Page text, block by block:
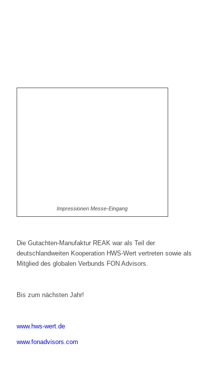
Impressionen Messe-Eingang
Die Gutachten-Manufaktur REAK war als Teil der
deutschlandweiten Kooperation HWS-Wert vertreten sowie als
Mitglied des globalen Verbunds FON Advisors.
Bis zum nächsten Jahr!
www.hws-wert.de
www.fonadvisors.com